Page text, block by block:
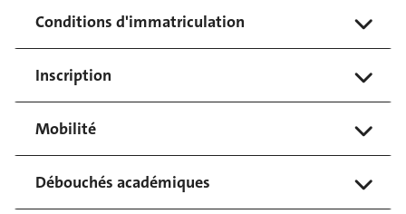
Conditions d'immatriculation
Inscription
Mobilité
Débouchés académiques